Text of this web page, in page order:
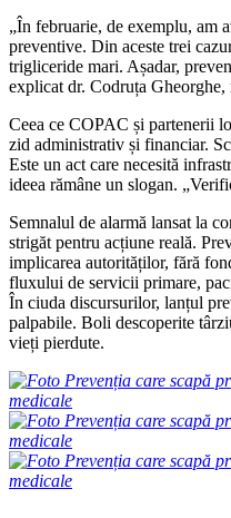
„În februarie, de exemplu, am
preventive. Din aceste trei
trigliceride mari. Așadar,
explicat dr. Codruța
Ceea ce COPAC și partenerii
zid administrativ și financiar.
Este un act care necesită
ideea rămâne un slogan.
Semnalul de alarmă lansat la
strigăt pentru acțiune reală.
implicarea autorităților, fără
fluxului de servicii primare,
În ciuda discursurilor, lanțul
palpabile. Boli descoperite
vieți pierdute.